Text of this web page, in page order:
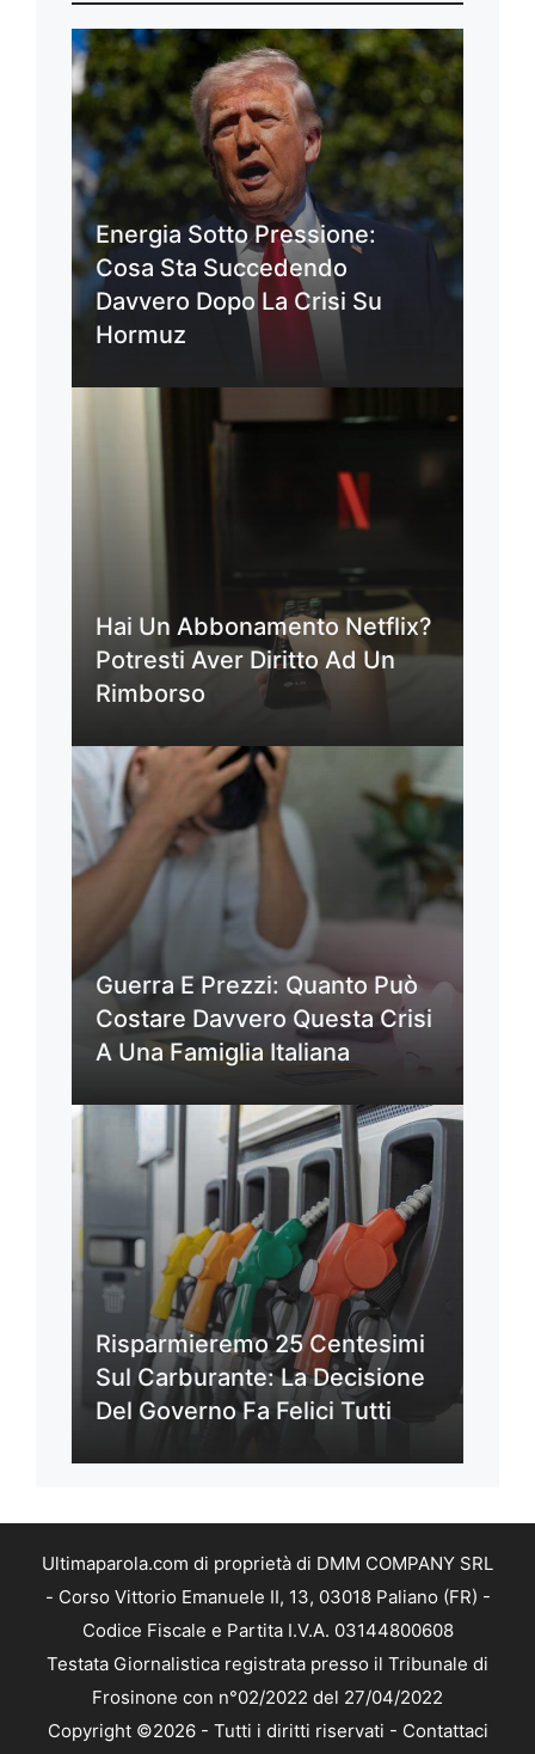
Energia Sotto Pressione:
Cosa Sta Succedendo
Davvero Dopo La Crisi Su
Hormuz
Hai Un Abbonamento Netflix?
Potresti Aver Diritto Ad Un
Rimborso
Guerra E Prezzi: Quanto Può
Costare Davvero Questa Crisi
A Una Famiglia Italiana
Risparmieremo 25 Centesimi
Sul Carburante: La Decisione
Del Governo Fa Felici Tutti
Ultimaparola.com di proprietà di DMM COMPANY SRL
- Corso Vittorio Emanuele II, 13, 03018 Paliano (FR) -
Codice Fiscale e Partita I.V.A. 03144800608
Testata Giornalistica registrata presso il Tribunale di
Frosinone con n°02/2022 del 27/04/2022
Copyright ©2026 - Tutti i diritti riservati - Contattaci